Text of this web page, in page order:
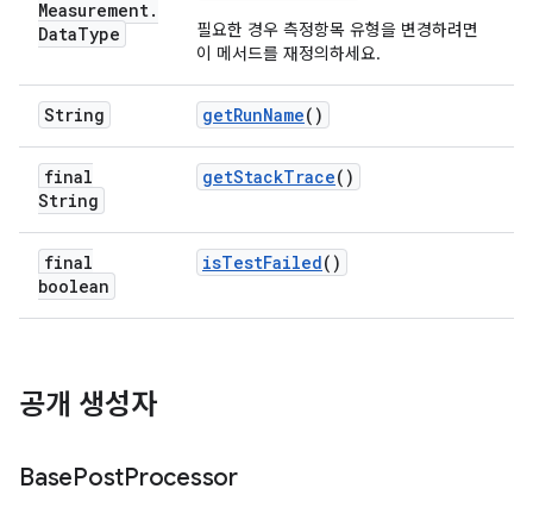
Measurement.
DataType
필요한 경우 측정항목 유형을 변경하려면
이 메서드를 재정의하세요.
String getRunName()
final
String
getStackTrace()
final
boolean
isTestFailed()
공개 생성자
BasePostProcessor